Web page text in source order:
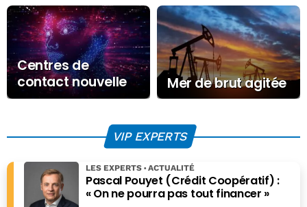
Centres de
contact nouvelle
génération :
l’expérience client
Mer de brut agitée
VIP EXPERTS
Pascal Pouyet (Crédit Coopératif) :
« On ne pourra pas tout financer »
LES EXPERTS ACTUALITÉ